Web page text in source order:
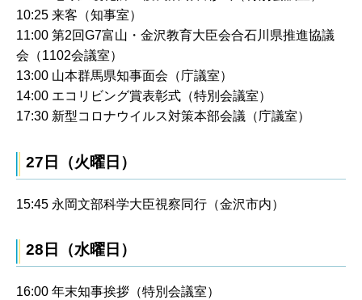
10:25 来客（知事室）
11:00 第2回G7富山・金沢教育大臣会合石川県推進協議
会（1102会議室）
13:00 山本群馬県知事面会（庁議室）
14:00 エコリビング賞表彰式（特別会議室）
17:30 新型コロナウイルス対策本部会議（庁議室）
27日（火曜日）
15:45 永岡文部科学大臣視察同行（金沢市内）
28日（水曜日）
16:00 年末知事挨拶（特別会議室）